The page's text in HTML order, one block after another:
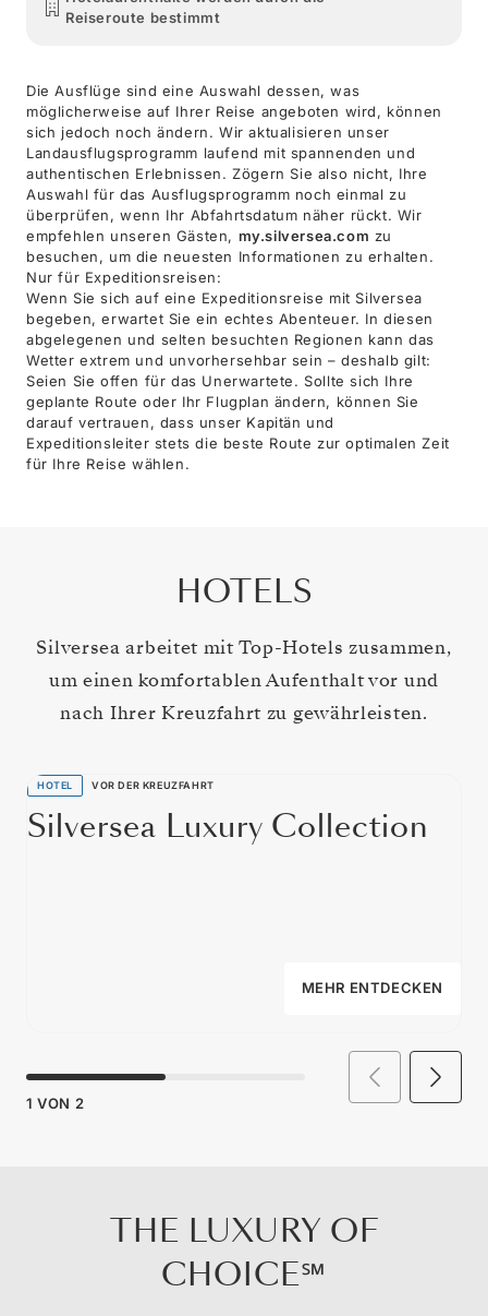
Reiseroute bestimmt
Die Ausflüge sind eine Auswahl dessen, was
möglicherweise auf Ihrer Reise angeboten wird, können
sich jedoch noch ändern. Wir aktualisieren unser
Landausflugsprogramm laufend mit spannenden und
authentischen Erlebnissen. Zögern Sie also nicht, Ihre
Auswahl für das Ausflugsprogramm noch einmal zu
überprüfen, wenn Ihr Abfahrtsdatum näher rückt. Wir
empfehlen unseren Gästen, my.silversea.com zu
besuchen, um die neuesten Informationen zu erhalten.
Nur für Expeditionsreisen:
Wenn Sie sich auf eine Expeditionsreise mit Silversea
begeben, erwartet Sie ein echtes Abenteuer. In diesen
abgelegenen und selten besuchten Regionen kann das
Wetter extrem und unvorhersehbar sein – deshalb gilt:
Seien Sie offen für das Unerwartete. Sollte sich Ihre
geplante Route oder Ihr Flugplan ändern, können Sie
darauf vertrauen, dass unser Kapitän und
Expeditionsleiter stets die beste Route zur optimalen Zeit
für Ihre Reise wählen.
HOTELS
Silversea arbeitet mit Top-Hotels zusammen,
um einen komfortablen Aufenthalt vor und
nach Ihrer Kreuzfahrt zu gewährleisten.
HOTEL VOR DER KREUZFAHRT
Silversea Luxury Collection
MEHR ENTDECKEN
1 VON 2
THE LUXURY OF
CHOICE℠